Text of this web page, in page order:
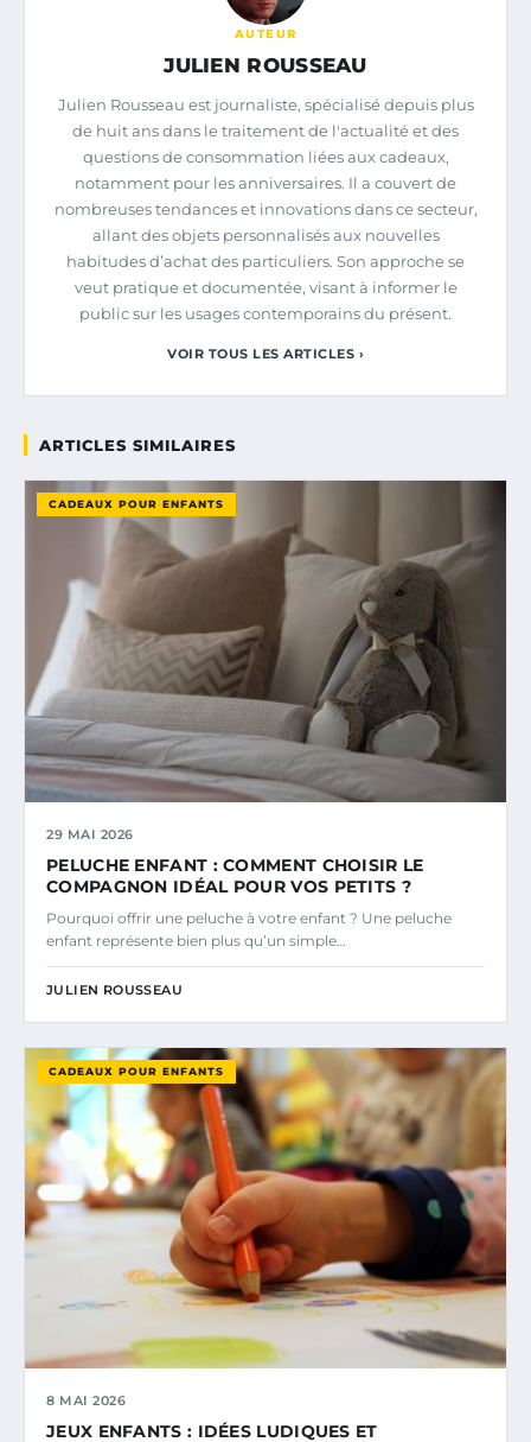
AUTEUR
JULIEN ROUSSEAU
Julien Rousseau est journaliste, spécialisé depuis plus
de huit ans dans le traitement de l'actualité et des
questions de consommation liées aux cadeaux,
notamment pour les anniversaires. Il a couvert de
nombreuses tendances et innovations dans ce secteur,
allant des objets personnalisés aux nouvelles
habitudes d’achat des particuliers. Son approche se
veut pratique et documentée, visant à informer le
public sur les usages contemporains du présent.
VOIR TOUS LES ARTICLES ›
ARTICLES SIMILAIRES
CADEAUX POUR ENFANTS
29 MAI 2026
PELUCHE ENFANT : COMMENT CHOISIR LE
COMPAGNON IDÉAL POUR VOS PETITS ?
Pourquoi offrir une peluche à votre enfant ? Une peluche
enfant représente bien plus qu’un simple…
JULIEN ROUSSEAU
CADEAUX POUR ENFANTS
8 MAI 2026
JEUX ENFANTS : IDÉES LUDIQUES ET